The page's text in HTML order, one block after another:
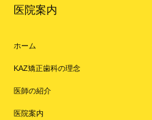
医院案内
ホーム
KAZ矯正歯科の理念
医師の紹介
医院案内